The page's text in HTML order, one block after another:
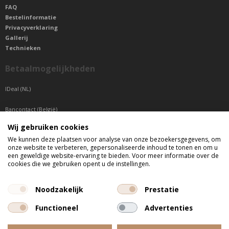
FAQ
Bestelinformatie
Privacyverklaring
Gallerij
Technieken
Betaalmogelijkheden
IDeal (NL)
Bancontact (België)
Sepa betaling (Overige landen)
Telefonisch bereikbaar
Wij gebruiken cookies
We kunnen deze plaatsen voor analyse van onze bezoekersgegevens, om
onze website te verbeteren, gepersonaliseerde inhoud te tonen en om u
een geweldige website-ervaring te bieden. Voor meer informatie over de
cookies die we gebruiken opent u de instellingen.
Noodzakelijk
Prestatie
Functioneel
Advertenties